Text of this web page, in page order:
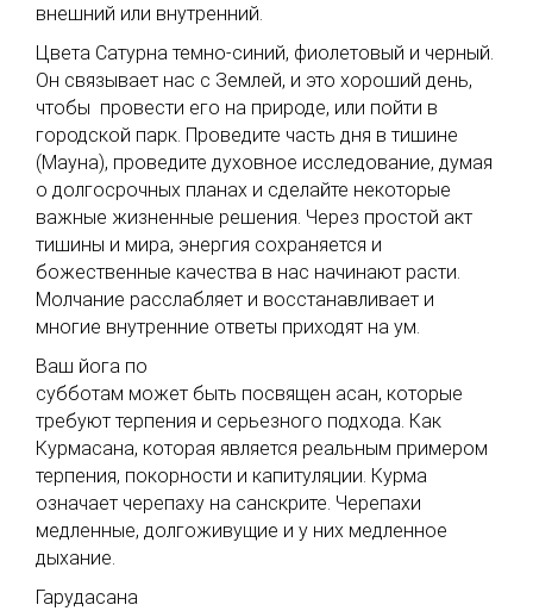
внешний или внутренний.
Цвета Сатурна темно-синий, фиолетовый и черный.
Он связывает нас с Землей, и это хороший день,
чтобы провести его на природе, или пойти в
городской парк. Проведите часть дня в тишине
(Мауна), проведите духовное исследование, думая
о долгосрочных планах и сделайте некоторые
важные жизненные решения. Через простой акт
тишины и мира, энергия сохраняется и
божественные качества в нас начинают расти.
Молчание расслабляет и восстанавливает и
многие внутренние ответы приходят на ум.
Ваш йога по
субботам может быть посвящен асан, которые
требуют терпения и серьезного подхода. Как
Курмасана, которая является реальным примером
терпения, покорности и капитуляции. Курма
означает черепаху на санскрите. Черепахи
медленные, долгоживущие и у них медленное
дыхание.
Гарудасана